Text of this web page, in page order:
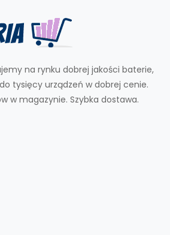
na rynku dobrej jakości baterie,
tysięcy urządzeń w dobrej cenie.
w magazynie. Szybka dostawa.